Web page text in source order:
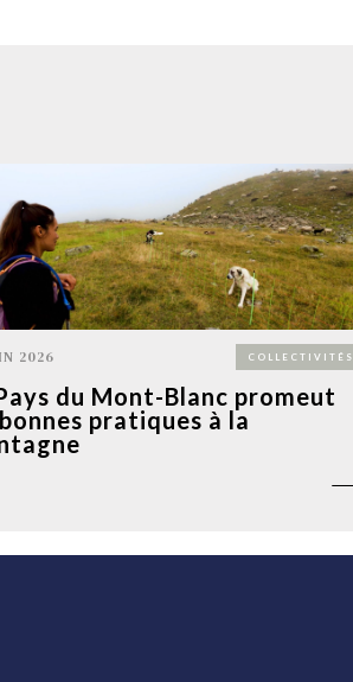
2026 COLLECTIVITÉS
du Mont-Blanc promeut
pratiques à la